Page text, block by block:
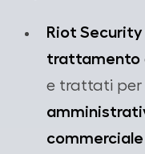
Riot
trattamento
e trattati per